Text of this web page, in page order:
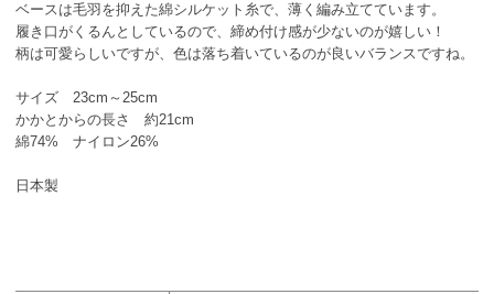
ベースは毛羽を抑えた綿シルケット糸で、薄く編み立てています。
履き口がくるんとしているので、締め付け感が少ないのが嬉しい！
柄は可愛らしいですが、色は落ち着いているのが良いバランスですね。
サイズ 23cm～25cm
かかとからの長さ 約21cm
綿74% ナイロン26%
日本製